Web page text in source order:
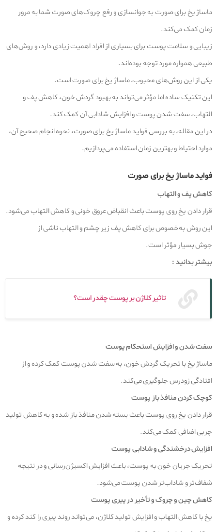
ماساژ یخ برای صورت به جوانسازی و رفع چروک‌های صورت شما به مرور
زمان کمک می‌کند.
زیبایی و سلامت پوست برای بسیاری از افراد اهمیت زیادی دارد، و روش‌های
طبیعی همواره مورد توجه بوده‌اند.
یکی از این روش‌های محبوب، ماساژ یخ برای صورت است.
این تکنیک ساده اما مؤثر می‌تواند به بهبود گردش خون، کاهش پف و
التهاب، سفت شدن پوست و افزایش شادابی آن کمک کند.
در این مقاله، به بررسی فواید ماساژ یخ برای صورت، نحوه انجام صحیح آن،
موارد احتیاط و بهترین زمان استفاده می‌پردازیم.
فواید ماساژ یخ برای صورت
کاهش پف و التهاب
قرار دادن یخ روی پوست باعث انقباض عروق خونی و کاهش التهاب می‌شود.
این روش به‌خصوص برای کاهش پف زیر چشم و التهاب ناشی از
جوش بسیار مؤثر است.
بیشتر بدانید :
تاثیر کلاژن بر پوست چقدر است؟
سفت شدن و افزایش استحکام پوست
ماساژ یخ با تحریک گردش خون، به سفت شدن پوست کمک کرده و از
افتادگی زودرس جلوگیری می‌کند.
کوچک کردن منافذ باز پوست
قرار دادن یخ روی پوست باعث بسته شدن منافذ باز شده و به کاهش تولید
چربی اضافی کمک می‌کند.
افزایش درخشندگی و شادابی پوست
تحریک جریان خون به پوست، باعث افزایش اکسیژن‌رسانی و در نتیجه
شفاف‌تر و شاداب‌تر شدن پوست می‌شود.
کاهش چین و چروک و تأخیر در پیری پوست
یخ با کاهش التهاب و افزایش تولید کلاژن، می‌تواند روند پیری را کند کرده و